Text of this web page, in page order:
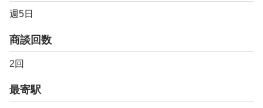
週5日
商談回数
2回
最寄駅